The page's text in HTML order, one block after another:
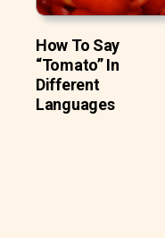
How To Say
“Tomato” In
Different
Languages